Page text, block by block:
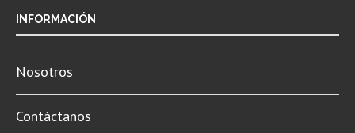
INFORMACIÓN
Nosotros
Contáctanos